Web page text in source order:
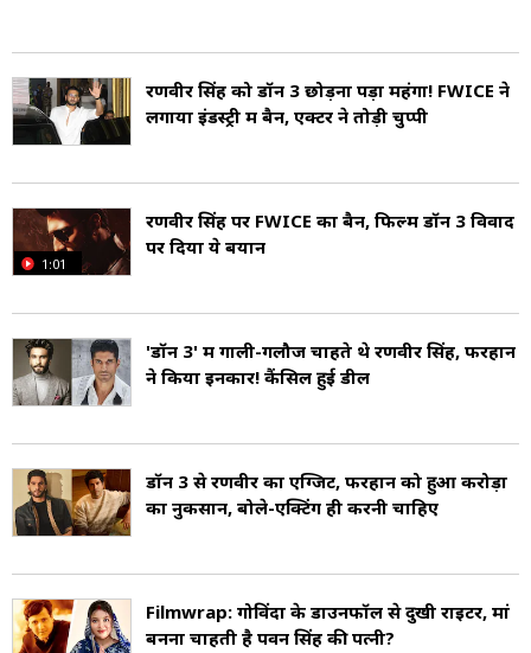
रणवीर सिंह को डॉन 3 छोड़ना पड़ा महंगा! FWICE ने
लगाया इंडस्ट्री में बैन, एक्टर ने तोड़ी चुप्पी
1:01
रणवीर सिंह पर FWICE का बैन, फिल्म डॉन 3 विवाद
पर दिया ये बयान
'डॉन 3' में गाली-गलौज चाहते थे रणवीर सिंह, फरहान
ने किया इनकार! कैंसिल हुई डील
डॉन 3 से रणवीर का एग्जिट, फरहान को हुआ करोड़ों
का नुकसान, बोले-एक्टिंग ही करनी चाहिए
Filmwrap: गोविंदा के डाउनफॉल से दुखी राइटर, मां
बनना चाहती है पवन सिंह की पत्नी?